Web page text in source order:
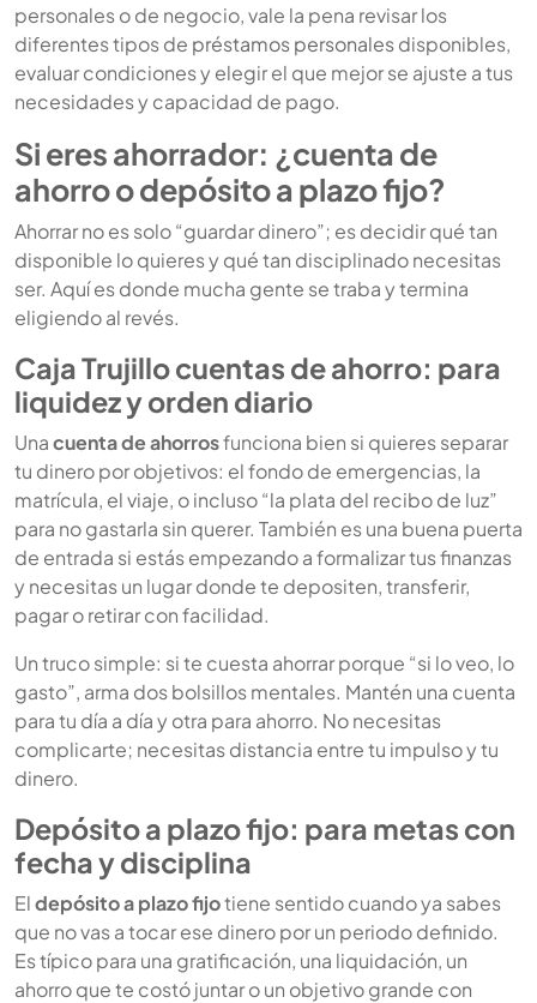
personales o de negocio, vale la pena revisar los
diferentes tipos de préstamos personalesdisponibles,
evaluar condiciones y elegir el que mejor se ajuste a tus
necesidades y capacidad de pago.
Si eres ahorrador: ¿cuenta de
ahorro o depósito a plazo fijo?
Ahorrar no es solo “guardar dinero”; es decidir qué tan
disponible lo quieres y qué tan disciplinado necesitas
ser. Aquí es donde mucha gente se traba y termina
eligiendo al revés.
Caja Trujillo cuentas de ahorro: para
liquidez y orden diario
Unacuenta de ahorrosfunciona bien si quieres separar
tu dinero por objetivos: el fondo de emergencias, la
matrícula, el viaje, o incluso “la plata del recibo de luz”
para no gastarla sin querer. También es una buena puerta
de entrada si estás empezando a formalizar tus finanzas
y necesitas un lugar donde te depositen, transferir,
pagar o retirar con facilidad.
Un truco simple: si te cuesta ahorrar porque “si lo veo, lo
gasto”, arma dos bolsillos mentales. Mantén una cuenta
para tu día a día y otra para ahorro. No necesitas
complicarte; necesitas distancia entre tu impulso y tu
dinero.
Depósito a plazo fijo: para metas con
fecha y disciplina
Eldepósito a plazo fijotiene sentido cuando ya sabes
que no vas a tocar ese dinero por un periodo definido.
Es típico para una gratificación, una liquidación, un
ahorro que te costó juntar o un objetivo grande con